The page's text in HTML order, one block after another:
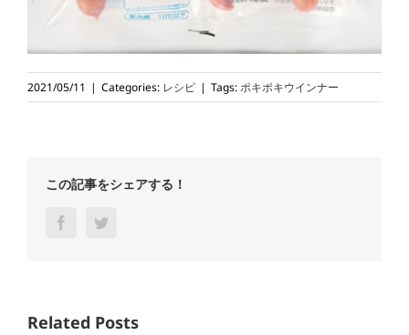
2021/05/11 | Categories: レシピ | Tags:ポキポキウインナー
この記事をシェアする！
Facebook
Related Posts